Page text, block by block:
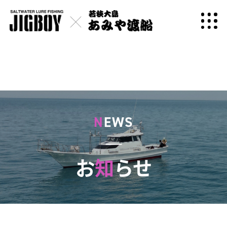
NEWS
お知らせ